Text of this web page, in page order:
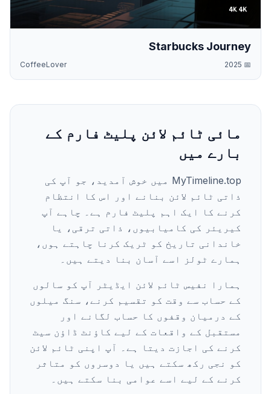
Starbucks Journey
📅
2025
CoffeeLover
مائی ٹائم لائن پلیٹ فارم کے
بارے میں
MyTimeline.top میں خوش آمدید، جو آپ کی
ذاتی ٹائم لائن بنانے اور اس کا انتظام
کرنے کا ایک اہم پلیٹ فارم ہے۔ چاہے آپ
کیریئر کی کامیابیوں، ذاتی ترقی، یا
خاندانی تاریخ کو ٹریک کرنا چاہتے ہوں،
ہمارے ٹولز اسے آسان بنا دیتے ہیں۔
ہمارا نفیس ٹائم لائن ایڈیٹر آپ کو سالوں
کے حساب سے وقت کو تقسیم کرنے، سنگ میلوں
کے درمیان وقفوں کا حساب لگانے اور
مستقبل کے واقعات کے لیے کاؤنٹ ڈاؤن سیٹ
کرنے کی اجازت دیتا ہے۔ آپ اپنی ٹائم لائن
کو نجی رکھ سکتے ہیں یا دوسروں کو متاثر
کرنے کے لیے اسے عوامی بنا سکتے ہیں۔